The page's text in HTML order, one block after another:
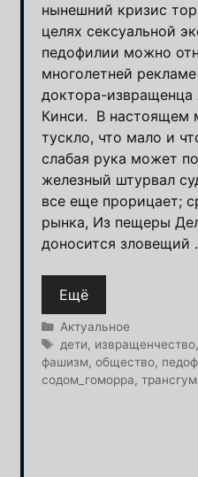
нынешний кризис
целях сексуальной
педофилии можно
многолетней
доктора-извращенца
Кинси. В настоящем
тускло, что мало и
слабая рука может
железный штурвал
все еще прорицает;
рынка, Из пещеры
доносится зловещий
Ещё
Рубрики
Актуальное
Метки
дети, извращенчество,
фашизм, общество,
содом_гоморра,